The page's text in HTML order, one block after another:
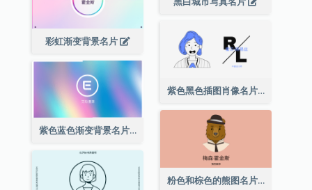
彩虹渐变背景名片
紫色黑色插图肖像名片
紫色蓝色渐变背景名片
粉色和棕色的熊图名片